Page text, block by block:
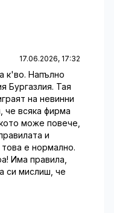
17.06.2026, 17:32
к'во. Напълно
Бургазлия. Тая
на невинни
че всяка фирма
може повече,
и
е нормално.
Има правила,
си мислиш, че